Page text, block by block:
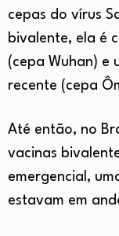
cepas do vírus
bivalente, ela é
(cepa Wuhan) e
recente (cepa
Até então, no
vacinas
emergencial,
estavam em